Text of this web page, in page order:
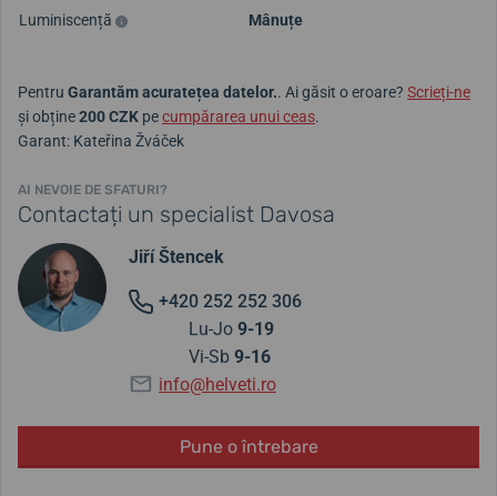
Luminiscență
Mânuțe
Pentru Garantăm acuratețea datelor.. Ai găsit o eroare? Scrieți-ne
și obține200 CZK pecumpărarea unui ceas.
Garant: Kateřina Žváček
AI NEVOIE DE SFATURI?
Contactați un specialist Davosa
Jiří Štencek
+420 252 252 306
Lu-Jo 9-19
Vi-Sb 9-16
info@helveti.ro
Pune o întrebare